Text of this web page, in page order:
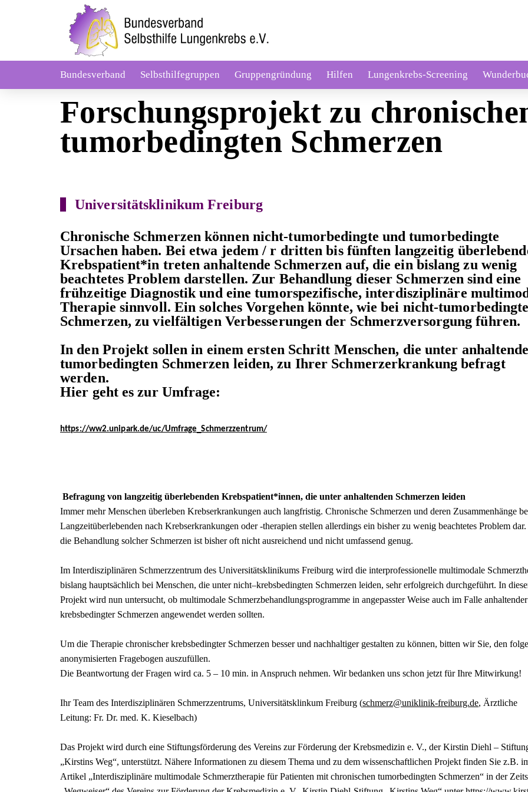
Bundesverband Selbsthilfegruppen Gruppengründung Hilfen Lungenkrebs-Screening
Forschungsprojekt zu
tumorbedingten Schmerzen
Universitätsklinikum Freiburg
Chronische Schmerzen können nicht-tumorbedingte und tumorbedingte
Ursachen haben. Bei etwa jedem / r dritten bis fünften langzeitig
Krebspatient*in treten anhaltende Schmerzen auf, die ein bislang zu wenig
beachtetes Problem darstellen. Zur Behandlung dieser Schmerzen sind eine
frühzeitige Diagnostik und eine tumorspezifische, interdisziplinäre
Therapie sinnvoll. Ein solches Vorgehen könnte, wie bei nicht-
Schmerzen, zu vielfältigen Verbesserungen der Schmerzversorgung führen.
In den Projekt sollen in einem ersten Schritt Menschen, die unter
tumorbedingten Schmerzen leiden, zu Ihrer Schmerzerkrankung befragt
werden.
Hier geht es zur Umfrage:
https://ww2.unipark.de/uc/Umfrage_Schmerzzentrum/
Befragung von langzeitig überlebenden Krebspatient*innen, die unter anhaltenden Schmerzen leiden
Immer mehr Menschen überleben Krebserkrankungen auch langfristig. Chronische Schmerzen und deren Zusammenhänge
Langzeitüberlebenden nach Krebserkrankungen oder -therapien stellen allerdings ein bisher zu wenig beachtetes Problem
die Behandlung solcher Schmerzen ist bisher oft nicht ausreichend und nicht umfassend genug.
Im Interdisziplinären Schmerzzentrum des Universitätsklinikums Freiburg wird die interprofessionelle multimodale
bislang hauptsächlich bei Menschen, die unter nicht–krebsbedingten Schmerzen leiden, sehr erfolgreich durchgeführt. In
Projekt wird nun untersucht, ob multimodale Schmerzbehandlungsprogramme in angepasster Weise auch im Falle anhaltender
krebsbedingter Schmerzen angewendet werden sollten.
Um die Therapie chronischer krebsbedingter Schmerzen besser und nachhaltiger gestalten zu können, bitten wir Sie, den
anonymisierten Fragebogen auszufüllen.
Die Beantwortung der Fragen wird ca. 5 – 10 min. in Anspruch nehmen. Wir bedanken uns schon jetzt für Ihre Mitwirkung!
Ihr Team des Interdisziplinären Schmerzzentrums, Universitätsklinkum Freiburg (schmerz@uniklinik-freiburg.de, Ärztliche
Leitung: Fr. Dr. med. K. Kieselbach)
Das Projekt wird durch eine Stiftungsförderung des Vereins zur Förderung der Krebsmedizin e. V., der Kirstin Diehl –
„Kirstins Weg“, unterstützt. Nähere Informationen zu diesem Thema und zu dem wissenschaftlichen Projekt finden Sie z.B.
Artikel „Interdisziplinäre multimodale Schmerztherapie für Patienten mit chronischen tumorbedingten Schmerzen“ in der